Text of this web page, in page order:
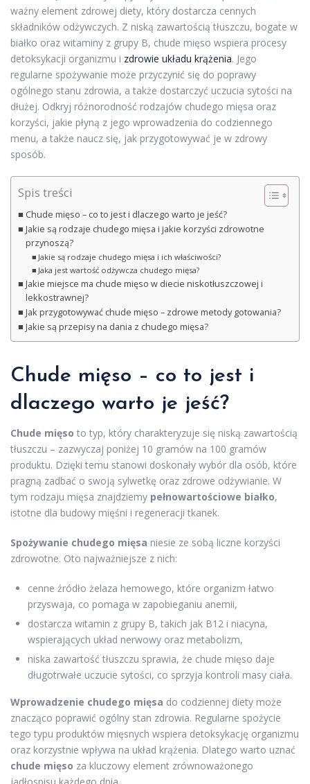
ważny element zdrowej diety, który dostarcza cennych
składników odżywczych. Z niską zawartością tłuszczu, bogate w
białko oraz witaminy z grupy B, chude mięso wspiera procesy
detoksykacji organizmu i zdrowie układu krążenia. Jego
regularne spożywanie może przyczynić się do poprawy
ogólnego stanu zdrowia, a także dostarczyć uczucia sytości na
dłużej. Odkryj różnorodność rodzajów chudego mięsa oraz
korzyści, jakie płyną z jego wprowadzenia do codziennego
menu, a także naucz się, jak przygotowywać je w zdrowy
sposób.
Spis treści
Chude mięso – co to jest i dlaczego warto je jeść?
Jakie są rodzaje chudego mięsa i jakie korzyści zdrowotne
przynoszą?
Jakie są rodzaje chudego mięsa i ich właściwości?
Jaka jest wartość odżywcza chudego mięsa?
Jakie miejsce ma chude mięso w diecie niskotłuszczowej i
lekkostrawnej?
Jak przygotowywać chude mięso – zdrowe metody gotowania?
Jakie są przepisy na dania z chudego mięsa?
Chude mięso – co to jest i
dlaczego warto je jeść?
Chude mięso to typ, który charakteryzuje się niską zawartością
tłuszczu – zazwyczaj poniżej 10 gramów na 100 gramów
produktu. Dzięki temu stanowi doskonały wybór dla osób, które
pragną zadbać o swoją sylwetkę oraz zdrowe odżywianie. W
tym rodzaju mięsa znajdziemy pełnowartościowe białko,
istotne dla budowy mięśni i regeneracji tkanek.
Spożywanie chudego mięsa niesie ze sobą liczne korzyści
zdrowotne. Oto najważniejsze z nich:
cenne źródło żelaza hemowego, które organizm łatwo
przyswaja, co pomaga w zapobieganiu anemii,
dostarcza witamin z grupy B, takich jak B12 i niacyna,
wspierających układ nerwowy oraz metabolizm,
niska zawartość tłuszczu sprawia, że chude mięso daje
długotrwałe uczucie sytości, co sprzyja kontroli masy ciała.
Wprowadzenie chudego mięsa do codziennej diety może
znacząco poprawić ogólny stan zdrowia. Regularne spożycie
tego typu produktów mięsnych wspiera detoksykację organizmu
oraz korzystnie wpływa na układ krążenia. Dlatego warto uznać
chude mięso za kluczowy element zrównoważonego